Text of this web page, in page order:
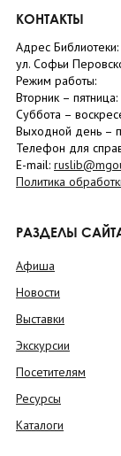
КОНТАКТЫ
Адрес
ул. Софьи
Режим работы:
Вторник – пятница
Суббота – в
Выходной день –
Телефон для
E-mail:
Политика
РАЗДЕЛЫ
Афиша
Новости
Выставки
Экскурсии
Посетителям
Ресурсы
Каталоги